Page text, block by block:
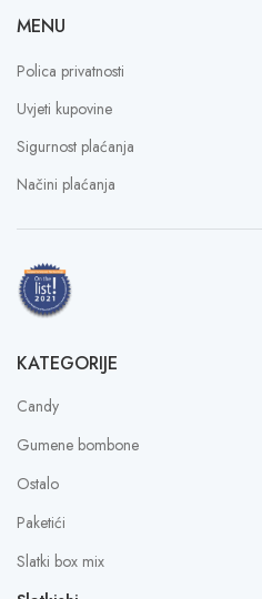
MENU
Polica privatnosti
Uvjeti kupovine
Sigurnost plaćanja
Načini plaćanja
KATEGORIJE
Candy
Gumene bombone
Ostalo
Paketići
Slatki box mix